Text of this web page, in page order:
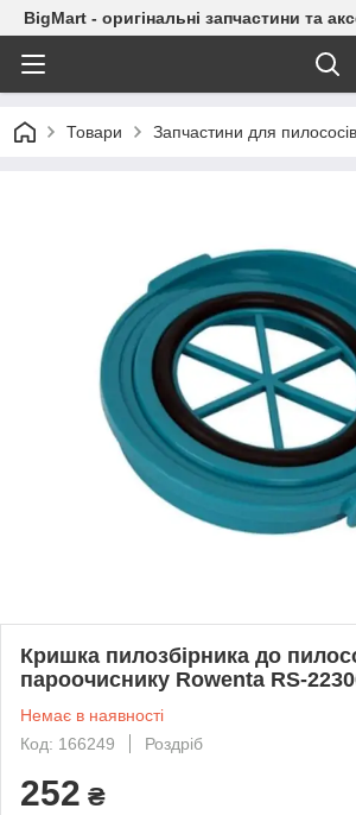
BigMart - оригінальні запчастини та
Товари Запчастини для пилососів
Кришка пилозбірника до
пароочиснику Rowenta RS-
Немає в наявності
Код: 166249
Роздріб
252 ₴